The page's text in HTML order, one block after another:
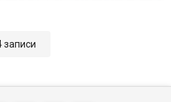
записи